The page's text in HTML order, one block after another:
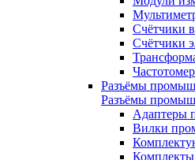
Счётчики
Счётчики
Разъёмы
Разъёмы
Адаптеры
Вилки
Комплекты